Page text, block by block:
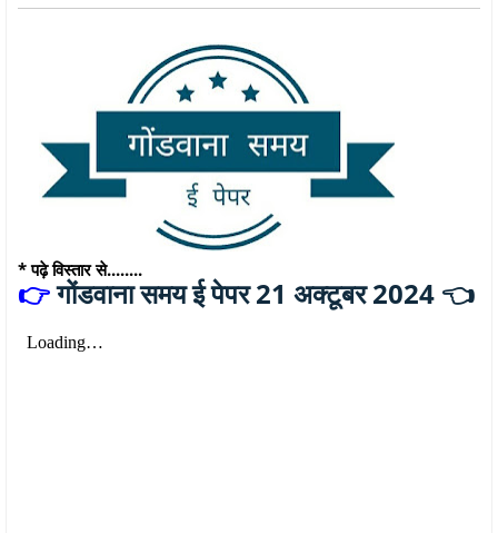
* पढ़े विस्तार से........
👉गोंडवाना समय ई पेपर 21 अक्टूबर 2024 👈